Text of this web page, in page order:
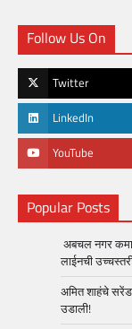
Follow Us On
Twitter
LinkedIn
YouTube
Popular Posts
अबचल नगर
लाईनची
अमित शाहंचे
उडाली!